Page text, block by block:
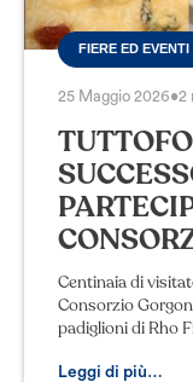
FIERE ED EVENTI
25 Maggio 2026•2
Centinaia di
Consorzio
padiglioni di Rho
Leggi di più…